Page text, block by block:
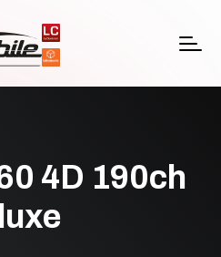
4D 190ch